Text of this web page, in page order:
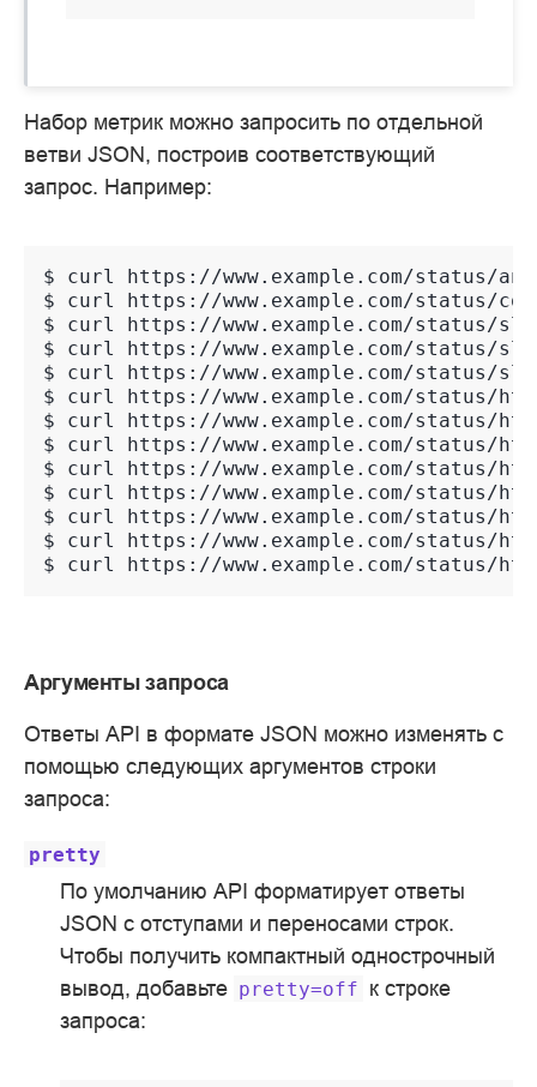
Набор метрик можно запросить по отдельной
ветви JSON, построив соответствующий
запрос. Например:
$ curl
$ curl
$ curl
$ curl
$ curl
$ curl
$ curl
$ curl
$ curl
$ curl
$ curl
$ curl
$ curl
Аргументы запроса
Ответы API в формате JSON можно изменять с
помощью следующих аргументов строки
запроса:
pretty
По умолчанию API форматирует ответы
JSON с отступами и переносами строк.
Чтобы получить компактный однострочный
вывод, добавьте pretty=off к строке
запроса: